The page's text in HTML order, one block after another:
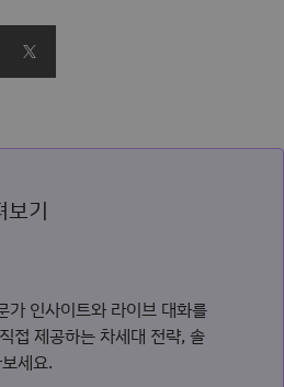
보기
인사이트와 라이브 대화를
접 제공하는 차세대 전략, 솔
세요.